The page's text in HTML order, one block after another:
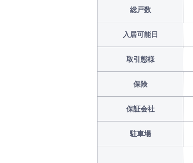
総戸数
入居可能日
取引態様
保険
保証会社
駐車場